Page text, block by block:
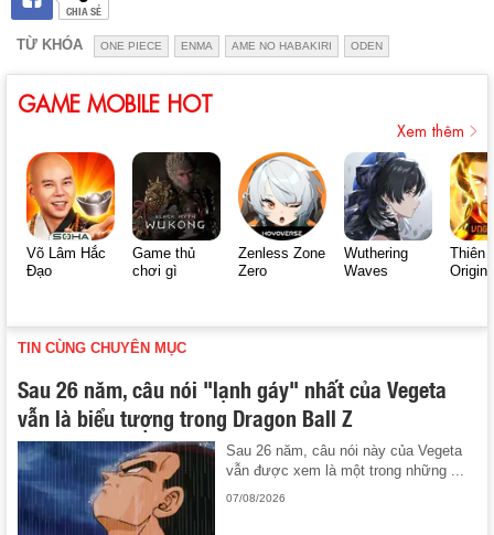
CHIA SẺ
TỪ KHÓA ONE PIECE ENMA AME NO HABAKIRI ODEN
GAME MOBILE HOT
Xem thêm
Võ Lâm Hắc
Đạo
Game thủ
chơi gì
Zenless Zone
Zero
Wuthering
Waves
Thiên
Origin
TIN CÙNG CHUYÊN MỤC
Sau 26 năm, câu nói "lạnh gáy" nhất của Vegeta
vẫn là biểu tượng trong Dragon Ball Z
Sau 26 năm, câu nói này của Vegeta
vẫn được xem là một trong những ...
07/08/2026